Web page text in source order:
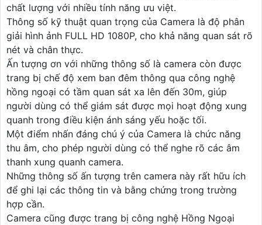
chất lượng với nhiều tính năng ưu việt.
Thông số kỹ thuật quan trọng của Camera là độ phân
giải hình ảnh FULL HD 1080P, cho khả năng quan sát rõ
nét và chân thực.
Ấn tượng ơn với những thông số là camera còn được
trang bị chế độ xem ban đêm thông qua công nghệ
hồng ngoại có tầm quan sát xa lên đến 30m, giúp
người dùng có thể giám sát được mọi hoạt động xung
quanh trong điều kiện ánh sáng yếu hoặc tối.
Một điểm nhấn đáng chú ý của Camera là chức năng
thu âm, cho phép người dùng có thể nghe rõ các âm
thanh xung quanh camera.
Những thông số ấn tượng trên camera này rất hữu ích
để ghi lại các thông tin và bằng chứng trong trường
hợp cần.
Camera cũng được trang bị công nghệ Hồng Ngoại